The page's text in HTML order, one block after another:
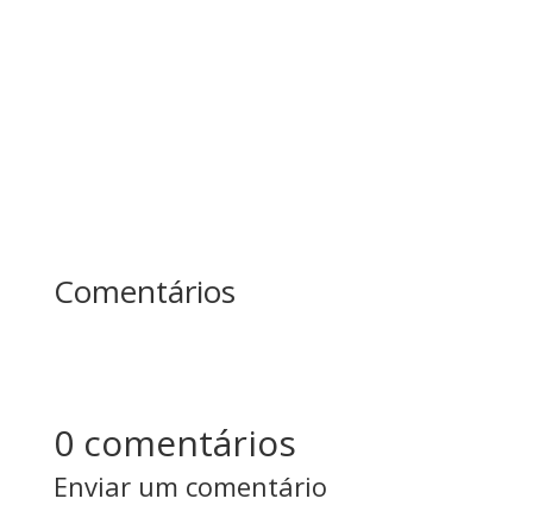
Comentários
0 comentários
Enviar um comentário